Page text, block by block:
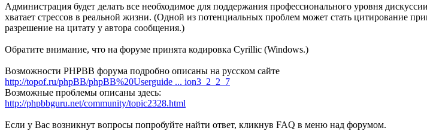
Администрация будет делать все необходимое для поддержания профессионального уровня
хватает стрессов в реальной жизни. (Одной из потенциальных проблем может стать цитирование
разрешение на цитату у автора сообщения.)
Обратите внимание, что на форуме принята кодировка Cyrillic (Windows.)
Возможности PHPBB форума подробно описаны на русском сайте
http://topof.ru/phpBB/phpBB%20Userguide ... ion3_2_2_7
Возможные проблемы описаны здесь:
http://phpbbguru.net/community/topic2328.html
Если у Вас возникнут вопросы попробуйте найти ответ, кликнув FAQ в меню над форумом.